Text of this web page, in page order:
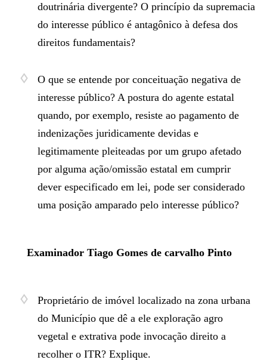
doutrinária divergente? O princípio da supremacia
do interesse público é antagônico à defesa dos
direitos fundamentais?
O que se entende por conceituação negativa de
interesse público? A postura do agente estatal
quando, por exemplo, resiste ao pagamento de
indenizações juridicamente devidas e
legitimamente pleiteadas por um grupo afetado
por alguma ação/omissão estatal em cumprir
dever especificado em lei, pode ser considerado
uma posição amparado pelo interesse público?
Examinador Tiago Gomes de carvalho Pinto
Proprietário de imóvel localizado na zona urbana
do Município que dê a ele exploração agro
vegetal e extrativa pode invocação direito a
recolher o ITR? Explique.